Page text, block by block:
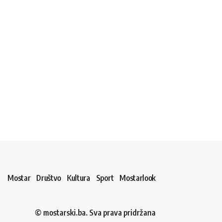
Mostar Društvo Kultura Sport Mostarlook
© mostarski.ba. Sva prava pridržana